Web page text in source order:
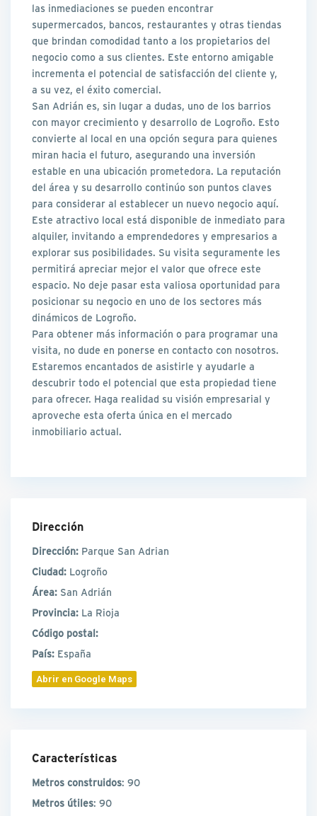
las inmediaciones se pueden encontrar
supermercados, bancos, restaurantes y otras tiendas
que brindan comodidad tanto a los propietarios del
negocio como a sus clientes. Este entorno amigable
incrementa el potencial de satisfacción del cliente y,
a su vez, el éxito comercial.
San Adrián es, sin lugar a dudas, uno de los barrios
con mayor crecimiento y desarrollo de Logroño. Esto
convierte al local en una opción segura para quienes
miran hacia el futuro, asegurando una inversión
estable en una ubicación prometedora. La reputación
del área y su desarrollo continúo son puntos claves
para considerar al establecer un nuevo negocio aquí.
Este atractivo local está disponible de inmediato para
alquiler, invitando a emprendedores y empresarios a
explorar sus posibilidades. Su visita seguramente les
permitirá apreciar mejor el valor que ofrece este
espacio. No deje pasar esta valiosa oportunidad para
posicionar su negocio en uno de los sectores más
dinámicos de Logroño.
Para obtener más información o para programar una
visita, no dude en ponerse en contacto con nosotros.
Estaremos encantados de asistirle y ayudarle a
descubrir todo el potencial que esta propiedad tiene
para ofrecer. Haga realidad su visión empresarial y
aproveche esta oferta única en el mercado
inmobiliario actual.
Dirección
Dirección: Parque San Adrian
Ciudad: Logroño
Área: San Adrián
Provincia: La Rioja
Código postal:
País: España
Abrir en Google Maps
Características
Metros construidos: 90
Metros útiles: 90